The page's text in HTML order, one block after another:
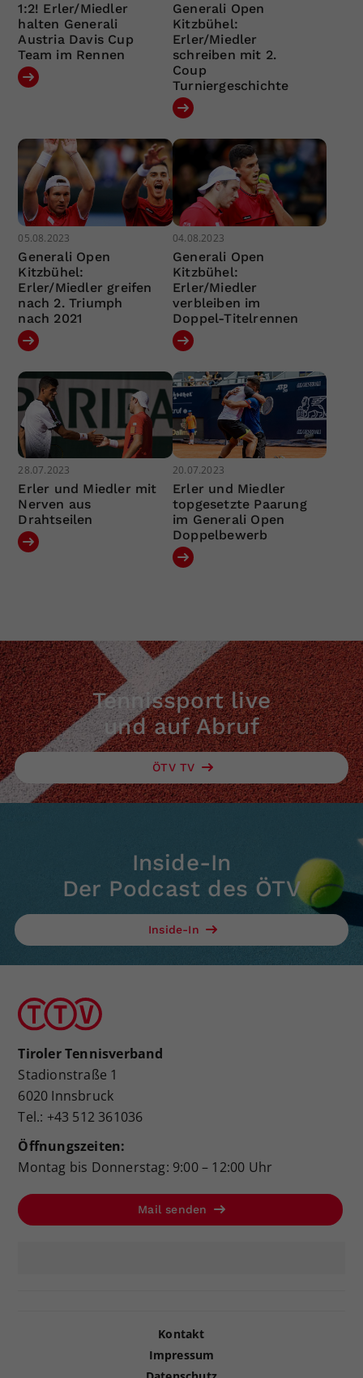
1:2! Erler/Miedler
halten Generali
Austria Davis Cup
Team im Rennen
Generali Open
Kitzbühel:
Erler/Miedler
schreiben mit 2.
Coup
Turniergeschichte
05.08.2023
Generali Open
Kitzbühel:
Erler/Miedler greifen
nach 2. Triumph
nach 2021
04.08.2023
Generali Open
Kitzbühel:
Erler/Miedler
verbleiben im
Doppel-Titelrennen
28.07.2023
Erler und Miedler mit
Nerven aus
Drahtseilen
20.07.2023
Erler und Miedler
topgesetzte Paarung
im Generali Open
Doppelbewerb
Tennissport live
und auf Abruf
ÖTV TV
Inside-In
Der Podcast des ÖTV
Inside-In
Tiroler Tennisverband
Stadionstraße 1
6020 Innsbruck
Tel.: +43 512 361036
Öffnungszeiten:
Montag bis Donnerstag: 9:00 – 12:00 Uhr
Mail senden
Kontakt
Impressum